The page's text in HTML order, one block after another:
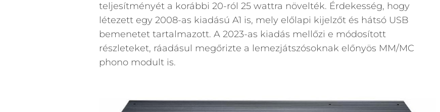
teljesítményét a korábbi 20-ról 25 wattra növelték. Érdekesség, hogy
létezett egy 2008-as kiadású A1 is, mely előlapi kijelzőt és hátsó USB
bemenetet tartalmazott. A 2023-as kiadás mellőzi e módosított
részleteket, ráadásul megőrizte a lemezjátszósoknak előnyös MM/MC
phono modult is.